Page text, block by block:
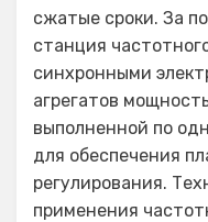
сжатые сроки. За
станция
синхронными
агрегатов
выполненной по
для обеспечения
регулирования.
применения